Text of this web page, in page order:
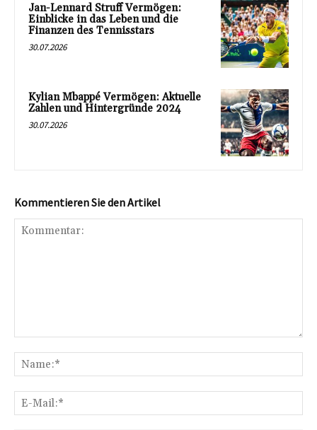
Jan-Lennard Struff Vermögen:
Einblicke in das Leben und die
Finanzen des Tennisstars
30.07.2026
Kylian Mbappé Vermögen: Aktuelle
Zahlen und Hintergründe 2024
30.07.2026
Kommentieren Sie den Artikel